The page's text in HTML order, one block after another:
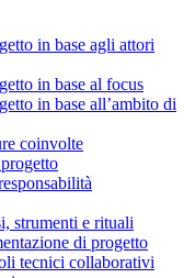
in base agli attori
in base al focus
in base all’ambito di
coinvolte
strumenti e rituali
di progetto
tecnici collaborativi